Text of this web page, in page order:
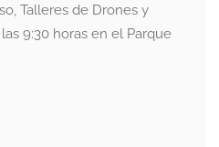
Talleres de Drones y
9:30 horas en el Parque